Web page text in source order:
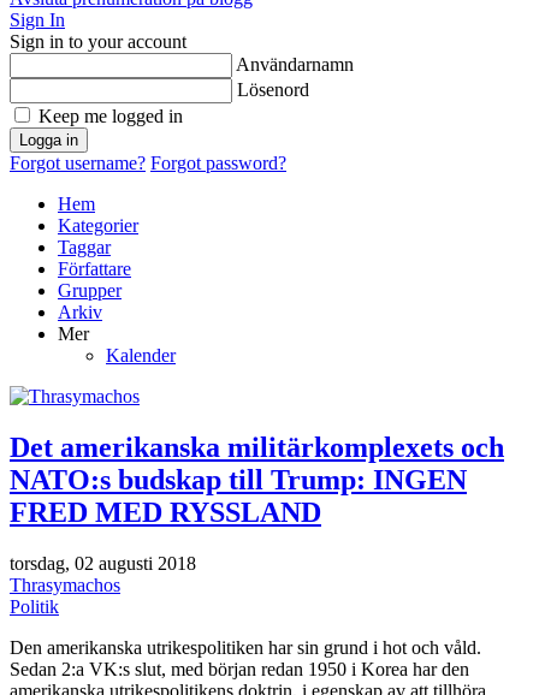
Sign In
Sign in to your account
Användarnamn
Lösenord
Keep me logged in
Logga in
Forgot username? Forgot password?
Hem
Kategorier
Taggar
Författare
Grupper
Arkiv
Mer
Kalender
Det amerikanska militärkomplexets och
NATO:s budskap till Trump: INGEN
FRED MED RYSSLAND
torsdag, 02 augusti 2018
Thrasymachos
Politik
Den amerikanska utrikespolitiken har sin grund i hot och våld.
Sedan 2:a VK:s slut, med början redan 1950 i Korea har den
amerikanska utrikespolitikens doktrin, i egenskap av att tillhöra